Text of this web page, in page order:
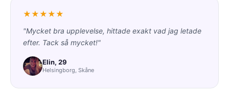
★★★★★
"Mycket bra upplevelse, hittade exakt vad jag letade
efter. Tack så mycket!"
Elin, 29
Helsingborg, Skåne